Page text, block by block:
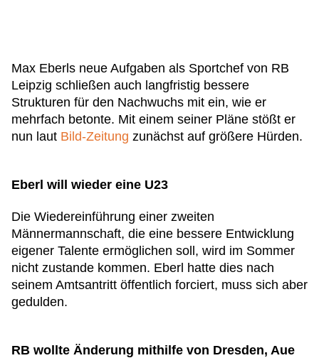
Max Eberls neue Aufgaben als Sportchef von RB
Leipzig schließen auch langfristig bessere
Strukturen für den Nachwuchs mit ein, wie er
mehrfach betonte. Mit einem seiner Pläne stößt er
nun laut Bild-Zeitung zunächst auf größere Hürden.
Eberl will wieder eine U23
Die Wiedereinführung einer zweiten
Männermannschaft, die eine bessere Entwicklung
eigener Talente ermöglichen soll, wird im Sommer
nicht zustande kommen. Eberl hatte dies nach
seinem Amtsantritt öffentlich forciert, muss sich aber
gedulden.
RB wollte Änderung mithilfe von Dresden, Aue